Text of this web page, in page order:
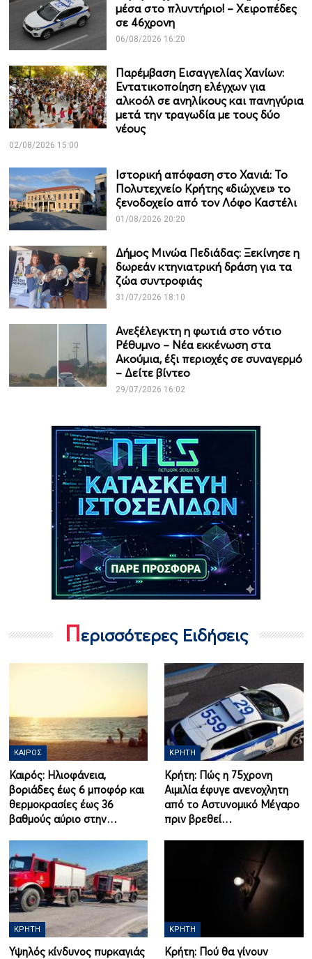
μέσα στο πλυντήριο! – Χειροπέδες
σε 46χρονη
06/08/2026 16:20
Παρέμβαση Εισαγγελίας Χανίων:
Εντατικοποίηση ελέγχων για
αλκοόλ σε ανηλίκους και πανηγύρια
μετά την τραγωδία με τους δύο
νέους
02/08/2026 15:00
Ιστορική απόφαση στο Χανιά: Το
Πολυτεχνείο Κρήτης «διώχνει» το
ξενοδοχείο από τον Λόφο Καστέλι
01/08/2026 20:20
Δήμος Μινώα Πεδιάδας: Ξεκίνησε η
δωρεάν κτηνιατρική δράση για τα
ζώα συντροφιάς
31/07/2026 18:10
Ανεξέλεγκτη η φωτιά στο νότιο
Ρέθυμνο – Νέα εκκένωση στα
Ακούμια, έξι περιοχές σε συναγερμό
– Δείτε βίντεο
29/07/2026 16:02
Περισσότερες Ειδήσεις
ΚΑΙΡΌΣ
Καιρός: Ηλιοφάνεια,
βοριάδες έως 6 μποφόρ και
θερμοκρασίες έως 36
βαθμούς αύριο στην…
ΚΡΉΤΗ
Κρήτη: Πώς η 75χρονη
Αιμιλία έφυγε ανενοχλητη
από το Αστυνομικό Μέγαρο
πριν βρεθεί…
ΚΡΉΤΗ
Υψηλός κίνδυνος πυρκαγιάς
ΚΡΉΤΗ
Κρήτη: Πού θα γίνουν